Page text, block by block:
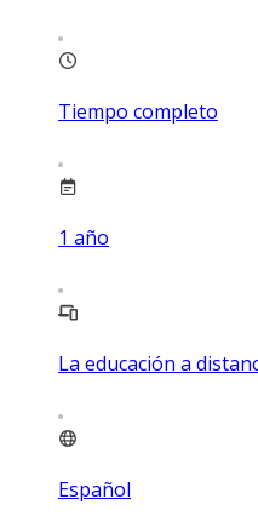
Tiempo completo
1 año
La educación a
Español